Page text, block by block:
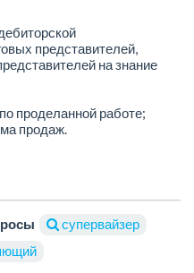
представителей,
на знание
проделанной работе;
продаж.
супервайзер